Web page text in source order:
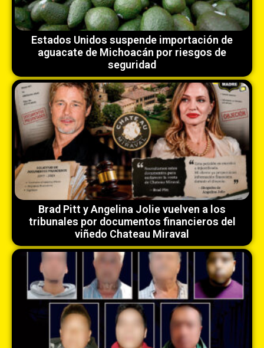
Estados Unidos suspende importación de
aguacate de Michoacán por riesgos de
seguridad
Brad Pitt y Angelina Jolie vuelven a los
tribunales por documentos financieros del
viñedo Chateau Miraval